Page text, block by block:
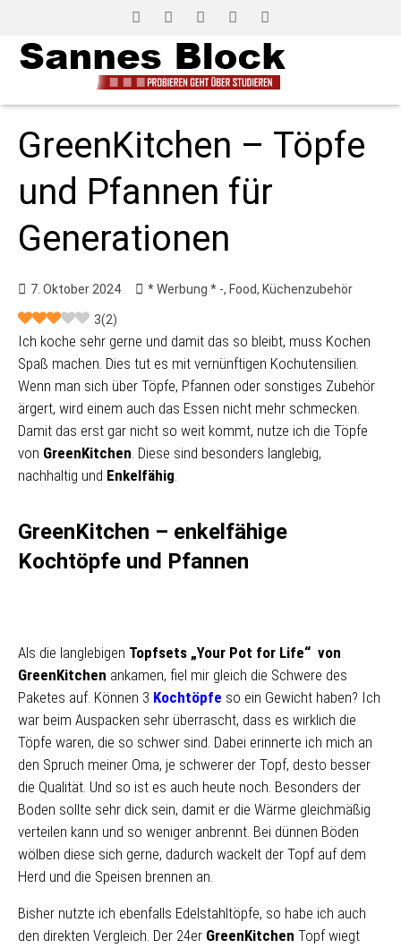
GreenKitchen – Töpfe
und Pfannen für
Generationen
7. Oktober 2024 * Werbung * -, Food, Küchenzubehör
3(2)
Ich koche sehr gerne und damit das so bleibt, muss Kochen
Spaß machen. Dies tut es mit vernünftigen Kochutensilien.
Wenn man sich über Töpfe, Pfannen oder sonstiges Zubehör
ärgert, wird einem auch das Essen nicht mehr schmecken.
Damit das erst gar nicht so weit kommt, nutze ich die Töpfe
von GreenKitchen. Diese sind besonders langlebig,
nachhaltig und Enkelfähig.
GreenKitchen – enkelfähige
Kochtöpfe und Pfannen
Als die langlebigen Topfsets „Your Pot for Life“ von
GreenKitchen ankamen, fiel mir gleich die Schwere des
Paketes auf. Können 3 Kochtöpfe so ein Gewicht haben? Ich
war beim Auspacken sehr überrascht, dass es wirklich die
Töpfe waren, die so schwer sind. Dabei erinnerte ich mich an
den Spruch meiner Oma, je schwerer der Topf, desto besser
die Qualität. Und so ist es auch heute noch. Besonders der
Boden sollte sehr dick sein, damit er die Wärme gleichmäßig
verteilen kann und so weniger anbrennt. Bei dünnen Böden
wölben diese sich gerne, dadurch wackelt der Topf auf dem
Herd und die Speisen brennen an.
Bisher nutzte ich ebenfalls Edelstahltöpfe, so habe ich auch
den direkten Vergleich. Der 24er GreenKitchen Topf wiegt